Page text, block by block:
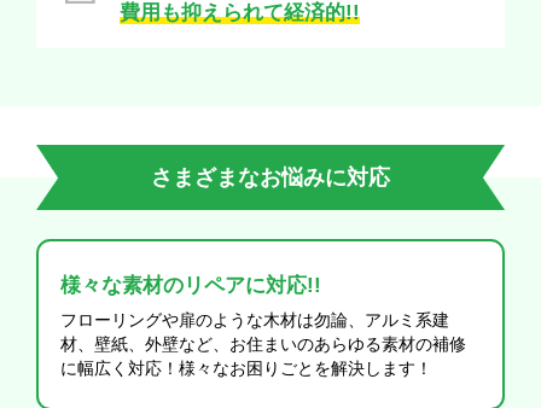
費用も抑えられて経済的!!
さまざまなお悩みに対応
様々な素材のリペアに対応!!
フローリングや扉のような木材は勿論、アルミ系建
材、壁紙、外壁など、お住まいのあらゆる素材の補修
に幅広く対応！様々なお困りごとを解決します！